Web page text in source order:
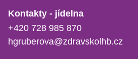
Kontakty - jídelna
+420 728 985 870
hgruberova@zdravskolhb.cz